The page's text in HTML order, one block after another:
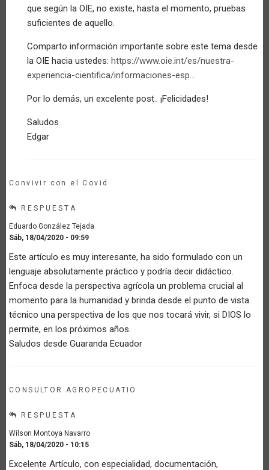
(no
verificado)
que según la OIE, no existe, hasta el momento, pruebas
suficientes de aquello.
Comparto información importante sobre este tema desde
la OIE hacia ustedes: https://www.oie.int/es/nuestra-
experiencia-cientifica/informaciones-esp…
Por lo demás, un excelente post.. ¡Felicidades!
Saludos
Edgar
Convivir con el Covid
RESPUESTA
Eduardo González Tejada
Sáb, 18/04/2020 - 09:59
Este artículo es muy interesante, ha sido formulado con un
lenguaje absolutamente práctico y podría decir didáctico.
Enfoca desde la perspectiva agrícola un problema crucial al
momento para la humanidad y brinda desde el punto de vista
técnico una perspectiva de los que nos tocará vivir, si DIOS lo
permite, en los próximos años.
Saludos desde Guaranda Ecuador
CONSULTOR AGROPECUATIO
RESPUESTA
Wilson Montoya Navarro
Sáb, 18/04/2020 - 10:15
Excelente Artículo, con especialidad, documentación,